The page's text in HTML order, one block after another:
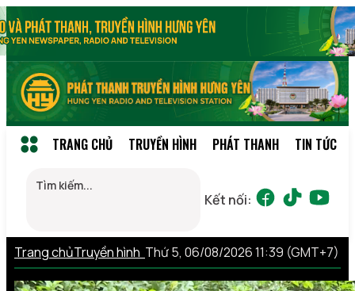
TRANG CHỦ TRUYỀN HÌNH PHÁT THANH TIN TỨC
Kết nối:
Trang chủTruyền hình Thứ 5, 06/08/2026 11:39 (GMT+7)